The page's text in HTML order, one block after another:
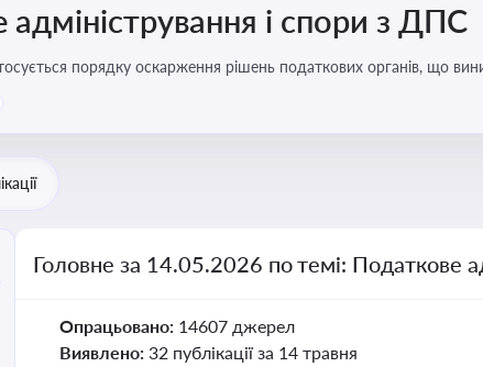
і спори з ДПС
порядку оскарження рішень податкових органів, що
податків
Головне за 14.05.2026 по темі: Податкове
Опрацьовано: 14607 джерел
Виявлено: 32 публікації за 14 травня